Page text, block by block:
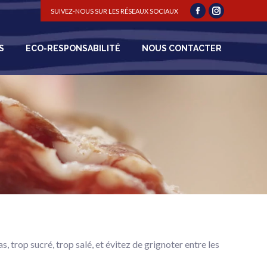
SUIVEZ-NOUS SUR LES RÉSEAUX SOCIAUX
Facebook
page
opens
Instagram
page
opens
in
ECO-RESPONSABILITÉ NOUS CONTACTER
trop sucré, trop salé, et évitez de grignoter entre les